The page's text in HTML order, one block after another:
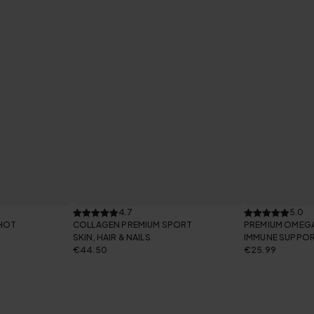
4.7
COLLAGEN PREMIUM SPORT
SKIN, HAIR & NAILS
€44.50
5.0
PREMIUM
IMMUNE
€25.99